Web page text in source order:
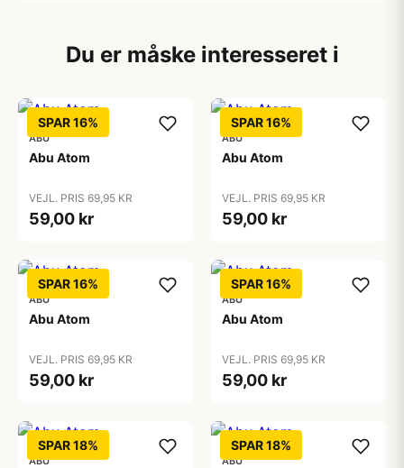
Du er måske interesseret i
SPAR 16%
ABU
Abu Atom
VEJL. PRIS 69,95 KR
59,00 kr
SPAR 16%
ABU
Abu Atom
VEJL. PRIS 69,95 KR
59,00 kr
SPAR 16%
ABU
Abu Atom
VEJL. PRIS 69,95 KR
59,00 kr
SPAR 16%
ABU
Abu Atom
VEJL. PRIS 69,95 KR
59,00 kr
SPAR 18%
ABU
SPAR 18%
ABU